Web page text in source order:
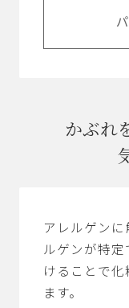
かぶれ
アレルゲン
ルゲンが特
けることで
ます。